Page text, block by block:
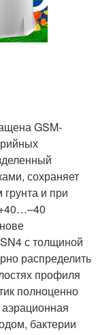
GSM-
сохраняет
и при
с толщиной
распределить
профиля
полноценно
бактерии